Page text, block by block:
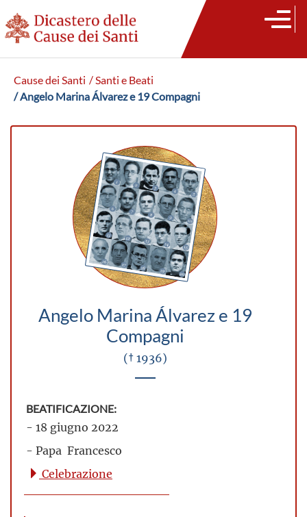
Cause dei Santi / Santi e Beati
/ Angelo Marina Álvarez e 19 Compagni
Angelo Marina Álvarez e 19
Compagni
(† 1936)
BEATIFICAZIONE:
- 18 giugno 2022
- Papa Francesco
Celebrazione